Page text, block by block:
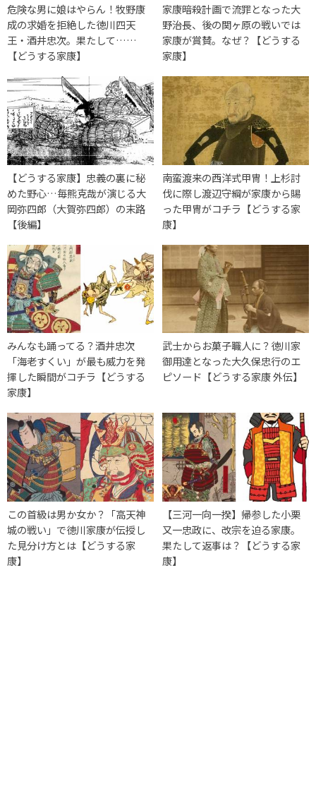
危険な男に娘はやらん！牧野康
成の求婚を拒絶した徳川四天
王・酒井忠次。果たして……
【どうする家康】
家康暗殺計画で流罪となった大
野治長、後の関ヶ原の戦いでは
家康が賞賛。なぜ？【どうする
家康】
【どうする家康】忠義の裏に秘
めた野心…毎熊克哉が演じる大
岡弥四郎（大賀弥四郎）の末路
【後編】
南蛮渡来の西洋式甲冑！上杉討
伐に際し渡辺守綱が家康から賜
った甲冑がコチラ【どうする家
康】
みんなも踊ってる？酒井忠次
「海老すくい」が最も威力を発
揮した瞬間がコチラ【どうする
家康】
武士からお菓子職人に？徳川家
御用達となった大久保忠行のエ
ピソード【どうする家康 外伝】
この首級は男か女か？「高天神
城の戦い」で徳川家康が伝授し
た見分け方とは【どうする家
康】
【三河一向一揆】帰参した小栗
又一忠政に、改宗を迫る家康。
果たして返事は？【どうする家
康】